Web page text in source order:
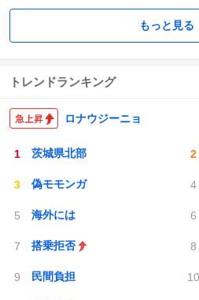
もっと見る
トレンドランキング
ロナウジーニョ
茨城県北部
偽モモンガ
海外には
搭乗拒否
民間負担